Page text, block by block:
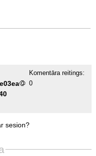
Komentāra reitings:
0
sesion?